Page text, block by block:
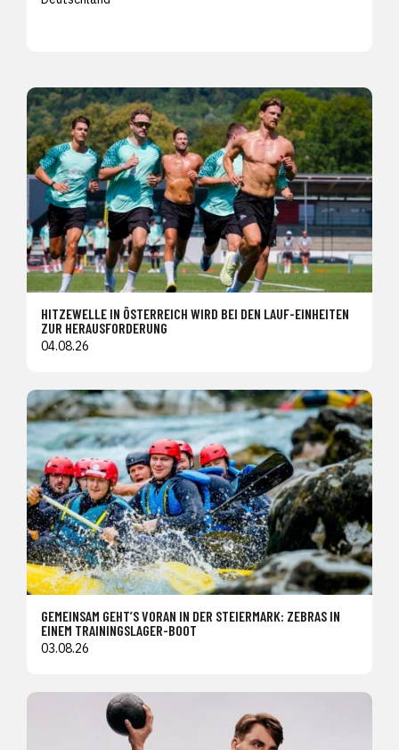
HITZEWELLE IN ÖSTERREICH WIRD BEI DEN LAUF-EINHEITEN
ZUR HERAUSFORDERUNG
04.08.26
GEMEINSAM GEHT’S VORAN IN DER STEIERMARK: ZEBRAS IN
EINEM TRAININGSLAGER-BOOT
03.08.26